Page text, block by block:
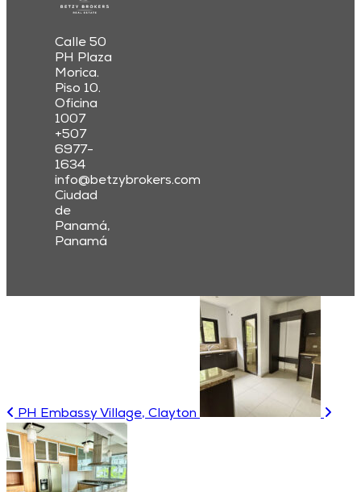
Calle 50
PH Plaza
Morica.
Piso 10.
Oficina
1007
+507
6977-
1634
info@betzybrokers.com
Ciudad
de
Panamá,
Panamá
PH Embassy Village, Clayton